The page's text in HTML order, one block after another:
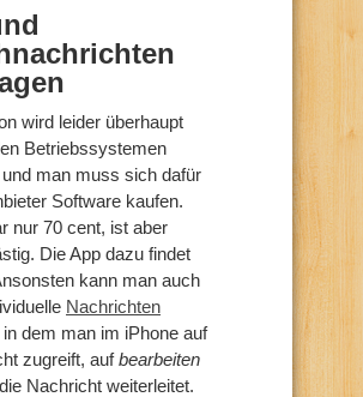
wird leider überhaupt
Betriebssystemen
man muss sich dafür
Software kaufen.
nur 70 cent, ist aber
Die App dazu findet
kann man auch
Nachrichten
in dem man im iPhone auf
zugreift, aufbearbeiten
Nachricht weiterleitet.